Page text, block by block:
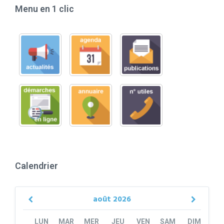
Menu en 1 clic
Calendrier
août 2026
Previous
LUN MAR MER JEU VEN SAM DIM